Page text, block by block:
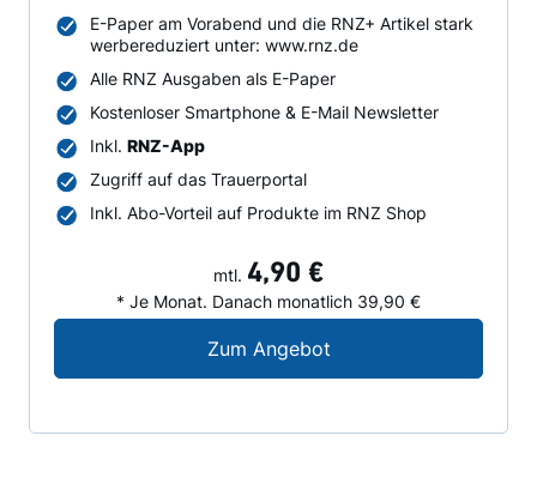
E-Paper am Vorabend und die RNZ+ Artikel stark
werbereduziert unter: www.rnz.de
Alle RNZ Ausgaben als E-Paper
Kostenloser Smartphone & E-Mail Newsletter
Inkl. RNZ-App
Zugriff auf das Trauerportal
Inkl. Abo-Vorteil auf Produkte im RNZ Shop
mtl. 4,90 €
* Je Monat. Danach monatlich 39,90 €
Zum AngebotDigital-Angebot für